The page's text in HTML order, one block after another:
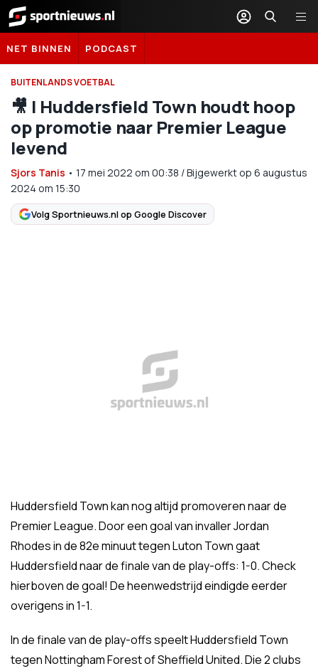
Sportnieuws.nl
NET BINNEN PODCAST
BUITENLANDS VOETBAL
🎥 | Huddersfield Town houdt hoop
op promotie naar Premier League
levend
Sjors Tanis • 17 mei 2022 om 00:38 /Bijgewerkt op 6 augustus
2024 om 15:30
Volg Sportnieuws.nl op Google Discover
Huddersfield Town kan nog altijd promoveren naar de
Premier League. Door een goal van invaller Jordan
Rhodes in de 82e minuut tegen Luton Town gaat
Huddersfield naar de finale van de play-offs: 1-0. Check
hierboven de goal! De heenwedstrijd eindigde eerder
overigens in 1-1.
In de finale van de play-offs speelt Huddersfield Town
tegen Nottingham Forest of Sheffield United. Die 2 clubs